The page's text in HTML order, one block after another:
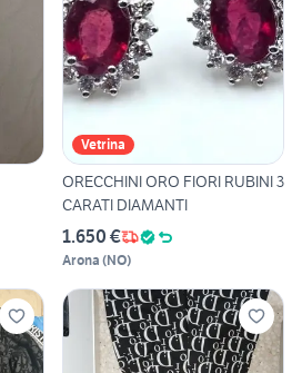
Vetrina
ORECCHINI ORO FIORI RUBINI 3
CARATI DIAMANTI
1.650 €
Arona (NO)